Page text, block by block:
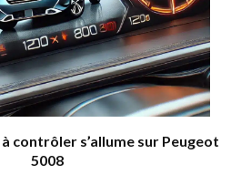
contrôler s’allume sur Peugeot
5008